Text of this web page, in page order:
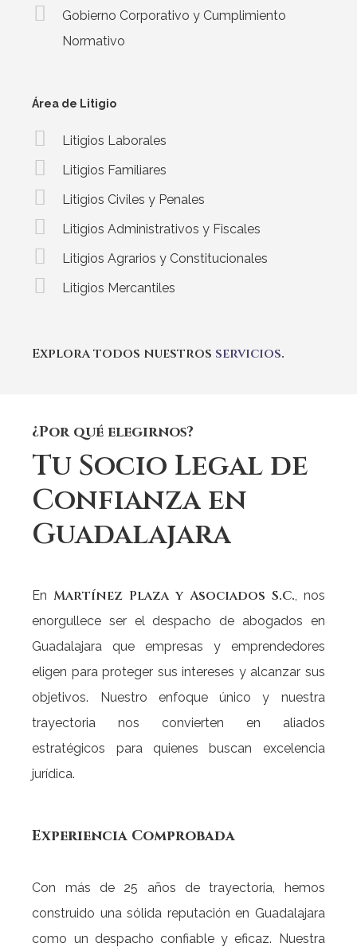
Gobierno Corporativo y Cumplimiento
Normativo
Área de Litigio
Litigios Laborales
Litigios Familiares
Litigios Civiles y Penales
Litigios Administrativos y Fiscales
Litigios Agrarios y Constitucionales
Litigios Mercantiles
Explora todos nuestros servicios.
¿Por qué elegirnos?
Tu Socio Legal de
Confianza en
Guadalajara
EnMartínez Plaza y Asociados S.C., nos
enorgullece ser el despacho de abogados en
Guadalajara que empresas y emprendedores
eligen para proteger sus intereses y alcanzar sus
objetivos. Nuestro enfoque único y nuestra
trayectoria nos convierten en aliados
estratégicos para quienes buscan excelencia
jurídica.
Experiencia Comprobada
Con más de 25 años de trayectoria, hemos
construido una sólida reputación en Guadalajara
como un despacho confiable y eficaz. Nuestra